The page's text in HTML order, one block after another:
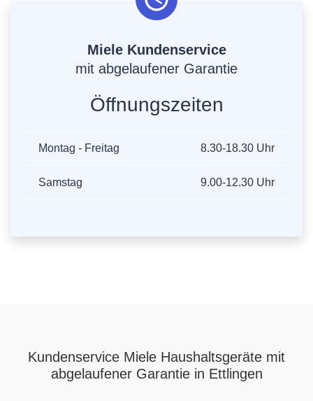
Miele Kundenservice
mit abgelaufener Garantie
Öffnungszeiten
Montag - Freitag 8.30-18.30 Uhr
Samstag 9.00-12.30 Uhr
Kundenservice Miele Haushaltsgeräte mit
abgelaufener Garantie in Ettlingen